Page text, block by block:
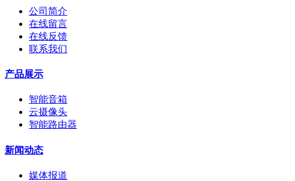
公司简介
在线留言
在线反馈
联系我们
产品展示
智能音箱
云摄像头
智能路由器
新闻动态
媒体报道